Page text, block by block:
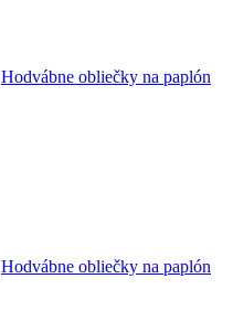
Hodvábne obliečky na paplón
Hodvábne obliečky na paplón